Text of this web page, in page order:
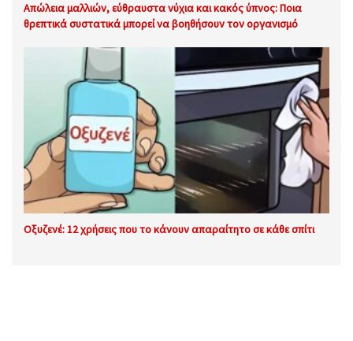
Απώλεια μαλλιών, εύθραυστα νύχια και κακός ύπνος: Ποια
θρεπτικά συστατικά μπορεί να βοηθήσουν τον οργανισμό
Οξυζενέ: 12 χρήσεις που το κάνουν απαραίτητο σε κάθε σπίτι